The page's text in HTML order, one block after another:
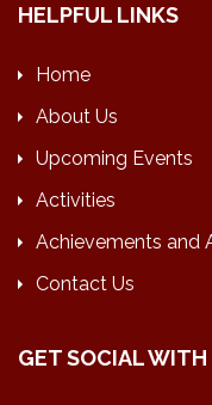
HELPFUL LINKS
Home
About Us
Upcoming Events
Activities
Achievements and
Contact Us
GET SOCIAL WITH